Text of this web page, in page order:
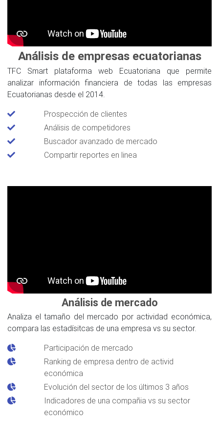
Análisis de empresas ecuatorianas
TFC Smart plataforma web Ecuatoriana que permite
analizar información financiera de todas las empresas
Ecuatorianas desde el 2014.
Prospección de clientes
Análisis de competidores
Buscador avanzado de mercado
Compartir reportes en linea
Análisis de mercado
Analiza el tamaño del mercado por actividad económica,
compara las estadísitcas de una empresa vs su sector.
Participación de mercado
Ranking de empresa dentro de activid
económica
Evolución del sector de los últimos 3 años
Indicadores de una compañia vs su sector
económico